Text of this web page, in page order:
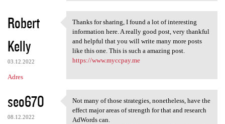
Robert
Kelly
03.12.2022
Adres
Thanks for sharing, I found a
Thanks for sharing, I found a lot of interesting
information here. A really good post, very thankful
and helpful that you will write many more posts
like this one. This is such a amazing post.
https://www.myccpay.me
seo670
08.12.2022
Not many of those strategies,
Not many of those strategies, nonetheless, have the
effect major areas of strength for that and research
AdWords can.